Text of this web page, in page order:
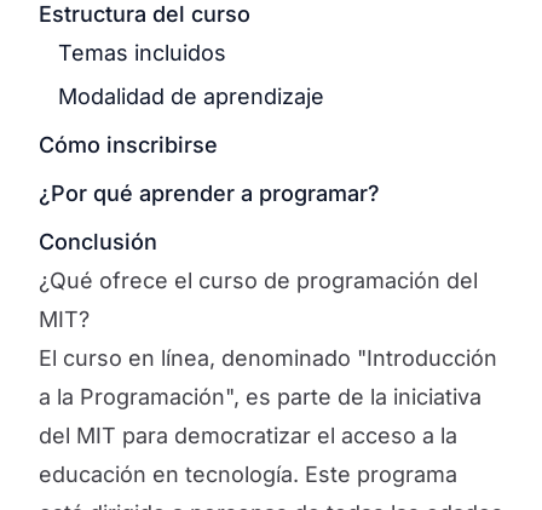
Estructura del curso
Temas incluidos
Modalidad de aprendizaje
Cómo inscribirse
¿Por qué aprender a programar?
Conclusión
¿Qué ofrece el curso de programación del
MIT?
El curso en línea, denominado "Introducción
a la Programación", es parte de la iniciativa
del MIT para democratizar el acceso a la
educación en tecnología. Este programa